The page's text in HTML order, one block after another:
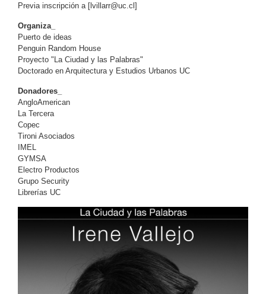
Previa inscripción a [ lvillarr@uc.cl ]
Organiza_
Puerto de ideas
Penguin Random House
Proyecto "La Ciudad y las Palabras"
Doctorado en Arquitectura y Estudios Urbanos UC
Donadores_
AngloAmerican
La Tercera
Copec
Tironi Asociados
IMEL
GYMSA
Electro Productos
Grupo Security
Librerías UC